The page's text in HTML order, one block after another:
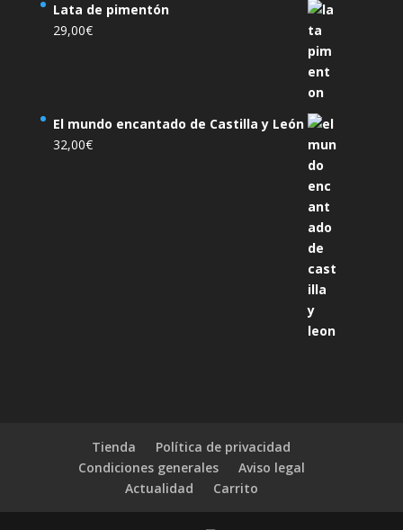
Lata de pimentón
29,00€
El mundo encantado de Castilla y León
32,00€
Tienda
Política de privacidad
Condiciones generales
Aviso legal
Actualidad
Carrito